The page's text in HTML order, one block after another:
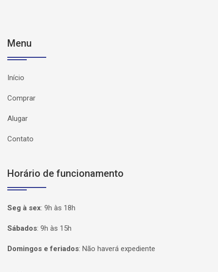
Menu
Início
Comprar
Alugar
Contato
Horário de funcionamento
Seg à sex: 9h às 18h
Sábados: 9h às 15h
Domingos e feriados: Não haverá expediente